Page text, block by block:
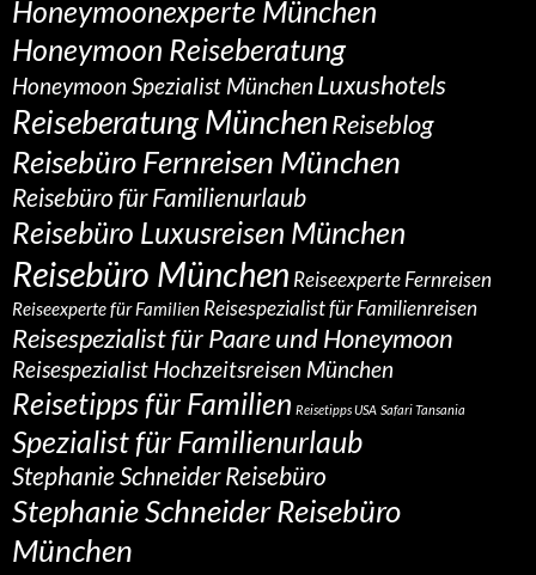
Honeymoonexperte München
Honeymoon Reiseberatung
Honeymoon Spezialist München Luxushotels
Reiseberatung MünchenReiseblog
Reisebüro Fernreisen München
Reisebüro für Familienurlaub
Reisebüro Luxusreisen München
Reisebüro München Reiseexperte Fernreisen
Reiseexperte für Familien Reisespezialist für Familienreisen
Reisespezialist für Paare und Honeymoon
Reisespezialist Hochzeitsreisen München
Reisetipps für Familien Reisetipps USA Safari Tansania
Spezialist für Familienurlaub
Stephanie Schneider Reisebüro
Stephanie Schneider Reisebüro
München